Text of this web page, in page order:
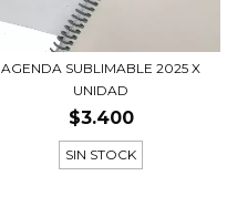
AGENDA SUBLIMABLE 2025 X
UNIDAD
$3.400
SIN STOCK